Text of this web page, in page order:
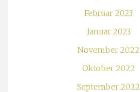
Februar 2023
Januar 2023
November 2022
Oktober 2022
September 2022